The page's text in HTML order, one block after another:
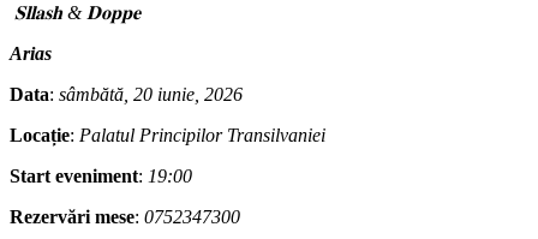
𝐒𝐥𝐥𝐚𝐬𝐡 & 𝐃𝐨𝐩𝐩𝐞
Arias
Data: sâmbătă, 20 iunie, 2026
Locație: Palatul Principilor Transilvaniei
Start eveniment: 19:00
Rezervări mese: 0752347300